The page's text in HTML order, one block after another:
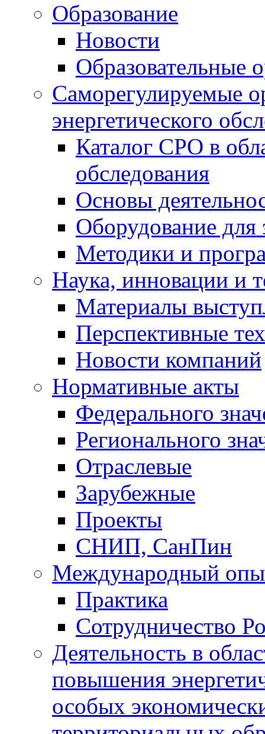
Образование
Новости
Образовательные
Саморегулируемые
энергетического
Каталог СРО в
обследования
Основы
Оборудование для
Методики и
Наука, инновации и
Материалы
Перспективные
Новости компаний
Нормативные акты
Федерального
Регионального
Отраслевые
Зарубежные
Проекты
СНИП, СанПин
Международный
Практика
Сотрудничество
Деятельность в
повышения
особых